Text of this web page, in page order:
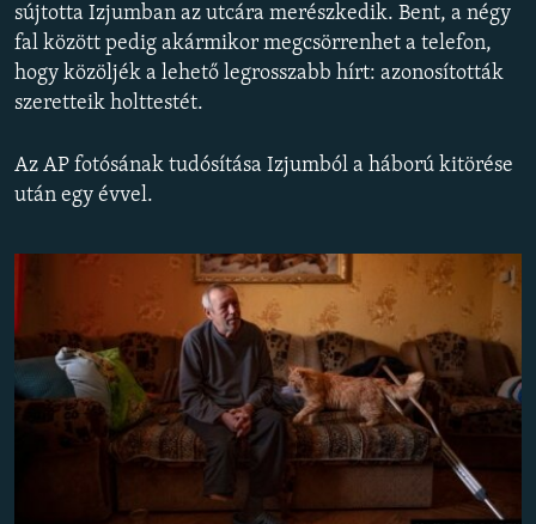
TÁRSADALOM
DEMOKRÁCIA
A PÉNZ NYOMÁBAN
EURÓPAI UNIÓ
VILÁG
A MÚLT TANULSÁGAI
KÖVESSEN MINKET!
Valamennyi RFE/RL weboldal
sújtotta Izjumban az utcára merészkedik. Bent, a négy
fal között pedig akármikor megcsörrenhet a telefon,
hogy közöljék a lehető legrosszabb hírt: azonosították
szeretteik holttestét.
Az AP fotósának tudósítása Izjumból a háború kitörése
után egy évvel.